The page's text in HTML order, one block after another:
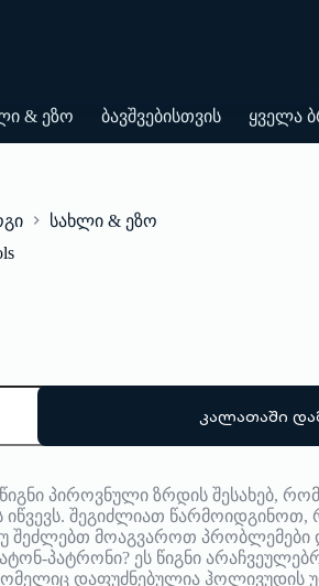
& ეზო ბავშვებისთვის ყველა
სახლი & ეზო
კალათაში
პიროვნული ზრდის შესახებ,
შეგიძლიათ წარმოიდგინოთ,
შეძლებთ მოაგვაროთ პრობლემები
პატრონი? ეს წიგნი
დაფუძნებულია ჰოლივუდის